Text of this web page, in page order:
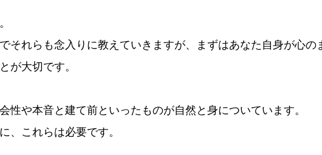
それらも念入りに教えていきますが、まずはあなた自身が心の
が大切です。
性や本音と建て前といったものが自然と身についています。
、これらは必要です。